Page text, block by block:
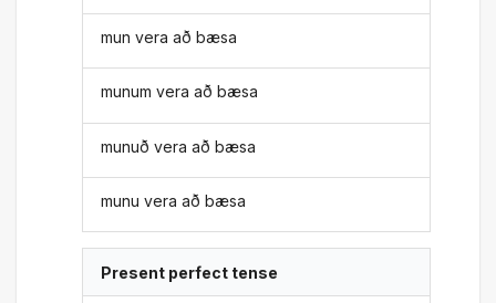
mun vera að bæsa
munum vera að bæsa
munuð vera að bæsa
munu vera að bæsa
Present perfect tense